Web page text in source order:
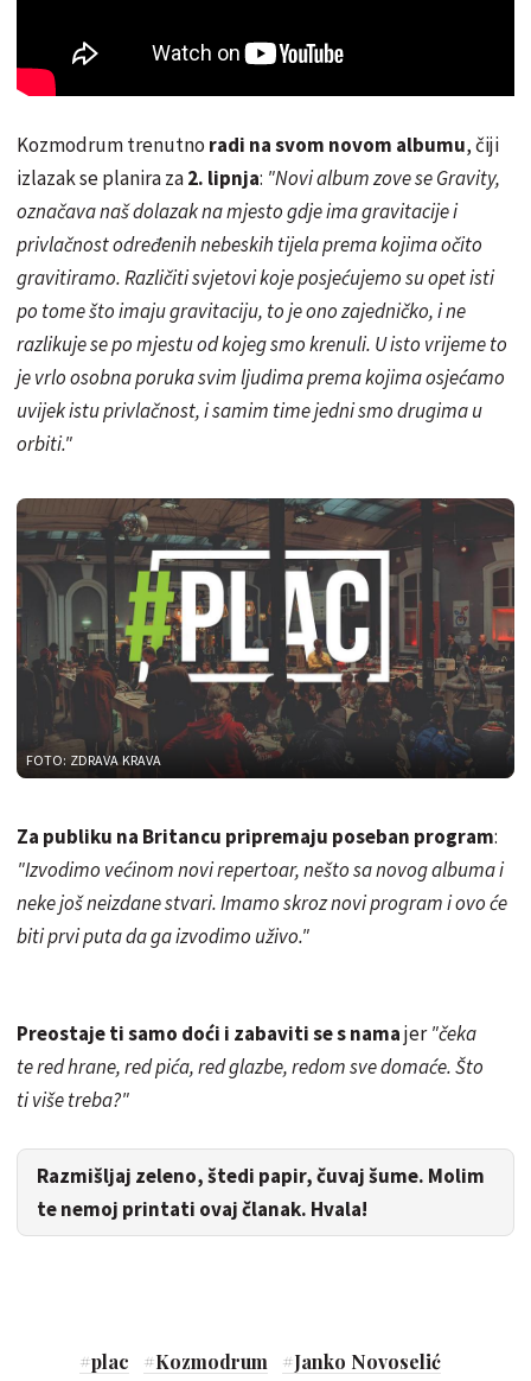
Kozmodrum trenutno radi na svom novom albumu, čiji
izlazak se planira za2. lipnja: "Novi album zove se Gravity,
označava naš dolazak na mjesto gdje ima gravitacije i
privlačnost određenih nebeskih tijela prema kojima očito
gravitiramo. Različiti svjetovi koje posjećujemo su opet isti
po tome što imaju gravitaciju, to je ono zajedničko, i ne
razlikuje se po mjestu od kojeg smo krenuli. U isto vrijeme to
je vrlo osobna poruka svim ljudima prema kojima osjećamo
uvijek istu privlačnost, i samim time jedni smo drugima u
orbiti."
FOTO: ZDRAVA KRAVA
Za publiku na Britancu pripremaju poseban program:
"Izvodimo većinom novi repertoar, nešto sa novog albuma i
neke još neizdane stvari. Imamo skroz novi program i ovo će
biti prvi puta da ga izvodimo uživo."
Preostaje ti samo doći i zabaviti se s namajer"čeka
te red hrane, red pića, red glazbe, redom sve domaće. Što
ti više treba?"
Razmišljaj zeleno, štedi papir, čuvaj šume. Molim
te nemoj printati ovaj članak. Hvala!
#plac #Kozmodrum #Janko Novoselić